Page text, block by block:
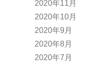
2020年11月
2020年10月
2020年9月
2020年8月
2020年7月